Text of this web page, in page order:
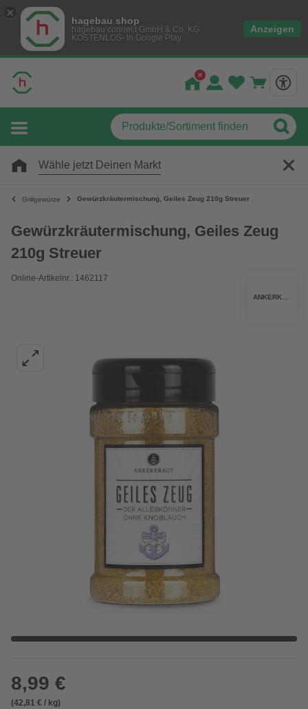
hagebau shop
hagebau connect GmbH & Co. KG
KOSTENLOS- In Google Play
Anzeigen
Wähle jetzt Deinen Markt
Grillgewürze Gewürzkräutermischung, Geiles Zeug 210g Streuer
Gewürzkräutermischung, Geiles Zeug
210g Streuer
Online-Artikelnr.: 1462117
8,99 €
(42,81 € / kg)